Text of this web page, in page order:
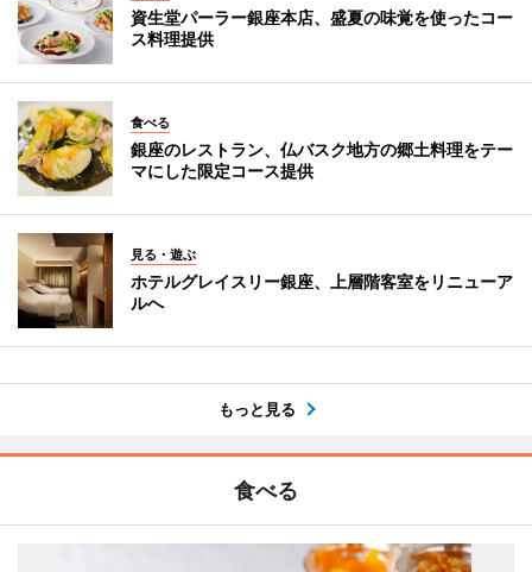
資生堂パーラー銀座本店、盛夏の味覚を使ったコー
ス料理提供
食べる
銀座のレストラン、仏バスク地方の郷土料理をテー
マにした限定コース提供
見る・遊ぶ
ホテルグレイスリー銀座、上層階客室をリニューア
ルへ
もっと見る
食べる